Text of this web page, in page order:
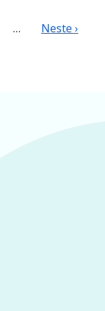
… Neste side
Neste ›